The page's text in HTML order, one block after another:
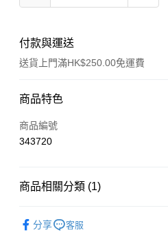
付款與運送
送貨上門滿HK$250.00免運費
付款方式
信用卡
商品特色
商品編號
343720
商品相關分類 (1)
分享
客服